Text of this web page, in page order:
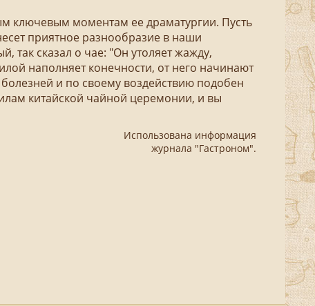
моментам ее драматургии. Пусть
приятное разнообразие в наши
так сказал о чае: "Он утоляет жажду,
наполняет конечности, от него начинают
болезней и по своему воздействию подобен
китайской чайной церемонии, и вы
Использована информация
журнала "Гастроном".